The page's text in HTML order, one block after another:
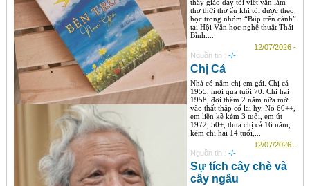
thầy giáo dạy tôi viết văn làm
thơ thời thơ ấu khi tôi được theo
học trong nhóm “Búp trên cành”
tại Hội Văn học nghệ thuật Thái
Bình....
12/07/2026 -
Nguồn tin : -/-
Chị Cả
Nhà có năm chị em gái. Chị cả
1955, mới qua tuổi 70. Chị hai
1958, đợi thêm 2 năm nữa mới
vào thất thập cổ lai hy. Nó 60++,
em liền kề kém 3 tuổi, em út
1972, 50+, thua chị cả 16 năm,
kém chị hai 14 tuổi,...
12/07/2026 -
Nguồn tin : -/-
Sự tích cây chè và
cây ngâu